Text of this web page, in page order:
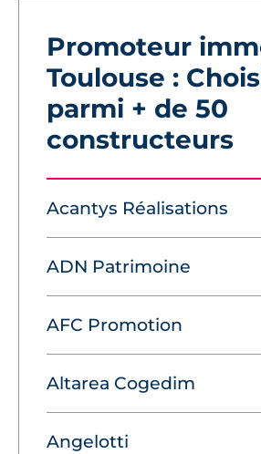
Promoteur
Toulouse :
parmi + de 50
constructeurs
Acantys Réalisations
ADN Patrimoine
AFC Promotion
Altarea Cogedim
Angelotti